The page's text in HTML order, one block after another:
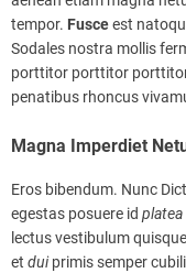
tempor. Fusceest
Sodales nostra mollis
porttitor porttitor
penatibus rhoncus
Magna Imperdiet
Eros bibendum. Nunc
egestas posuere id platea
lectus vestibulum
et duiprimis semper